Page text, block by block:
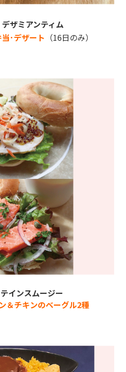
ザミアンティム
･デザート （16日のみ）
インスムージー
＆チキンのベーグル2種